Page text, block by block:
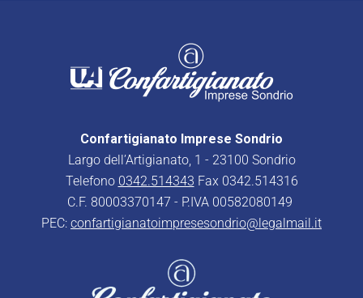
Confartigianato Imprese Sondrio
Largo dell’Artigianato, 1 - 23100 Sondrio
Telefono 0342.514343 Fax 0342.514316
C.F. 80003370147 - P.IVA 00582080149
PEC: confartigianatoimpresesondrio@legalmail.it